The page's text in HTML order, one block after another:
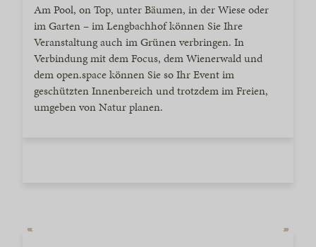
Am Pool, on Top, unter Bäumen, in der Wiese oder
im Garten – im Lengbachhof können Sie Ihre
Veranstaltung auch im Grünen verbringen. In
Verbindung mit dem Focus, dem Wienerwald und
dem open.space können Sie so Ihr Event im
geschützten Innenbereich und trotzdem im Freien,
umgeben von Natur planen.